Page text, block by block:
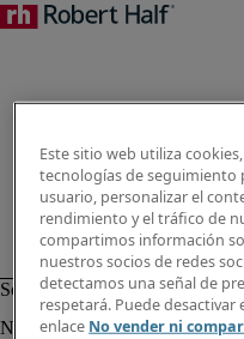
Este sitio web utiliza
tecnologías de seguimiento
usuario, personalizar el
rendimiento y el tráfico de
compartimos información
nuestros socios de redes
detectamos una señal de
respetará. Puede desactivar
enlace No vender ni